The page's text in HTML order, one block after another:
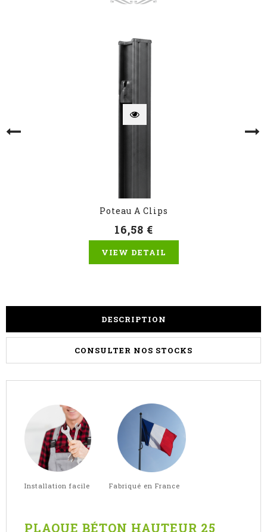
Poteau A Clips
16,58 €
VIEW DETAIL
DESCRIPTION
CONSULTER NOS STOCKS
Installation facile Fabriqué en France
PLAQUE BÉTON HAUTEUR 25